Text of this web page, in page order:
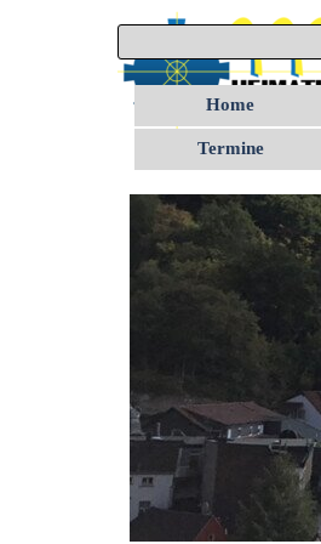
Direkt zum Seiteninhalt
Home
Termine